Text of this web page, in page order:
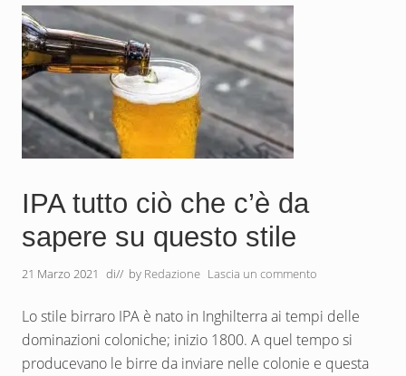
t
r
a
i
5
p
i
n
c
i
a
l
s
t
l
d
i
b
i
r
IPA tutto ciò che c’è da
sapere su questo stile
21 Marzo 2021 di// by Redazione Lascia un commento
Lo stile birraro IPA è nato in Inghilterra ai tempi delle
dominazioni coloniche; inizio 1800. A quel tempo si
producevano le birre da inviare nelle colonie e questa